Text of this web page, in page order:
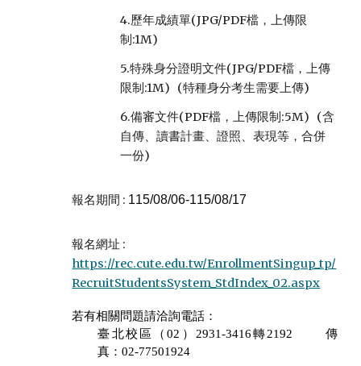
4.歷年成績單(JPG/PDF檔，上傳限
制:1M)
5.特殊身分證明文件(JPG/PDF檔，上傳
限制:1M) (特種身分考生需要上傳)
6.備審文件(PDF檔，上傳限制:5M) (含
自傳、讀書計畫、證照、表現等，合併
一份)
報名期間 : 115/08/06-115/08/17
報名網址 :
https://rec.cute.edu.tw/EnrollmentSingup_tp/
RecruitStudentsSystem_StdIndex_02.aspx
若有相關問題請洽詢電話：
臺北校區（02 ） 2931-3416轉2192
傳
真：02-77501924